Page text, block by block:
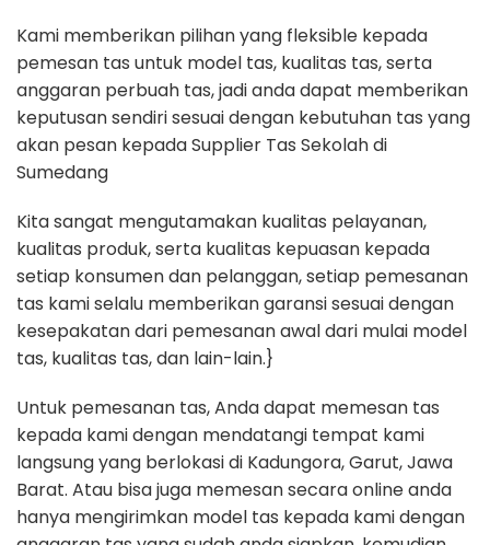
Kami memberikan pilihan yang fleksible kepada
pemesan tas untuk model tas, kualitas tas, serta
anggaran perbuah tas, jadi anda dapat memberikan
keputusan sendiri sesuai dengan kebutuhan tas yang
akan pesan kepada Supplier Tas Sekolah di
Sumedang
Kita sangat mengutamakan kualitas pelayanan,
kualitas produk, serta kualitas kepuasan kepada
setiap konsumen dan pelanggan, setiap pemesanan
tas kami selalu memberikan garansi sesuai dengan
kesepakatan dari pemesanan awal dari mulai model
tas, kualitas tas, dan lain-lain.}
Untuk pemesanan tas, Anda dapat memesan tas
kepada kami dengan mendatangi tempat kami
langsung yang berlokasi di Kadungora, Garut, Jawa
Barat. Atau bisa juga memesan secara online anda
hanya mengirimkan model tas kepada kami dengan